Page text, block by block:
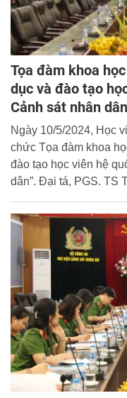
Tọa đàm khoa
dục và đào tạo
Cảnh sát nhân
Ngày 10/5/2024, Học
chức Tọa đàm khoa
đào tạo học viên hệ
dân”. Đại tá, PGS. TS